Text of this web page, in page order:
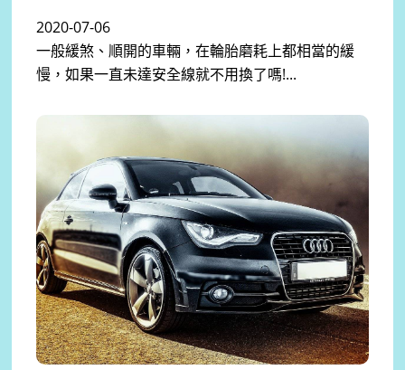
2020-07-06
一般緩煞、順開的車輛，在輪胎磨耗上都相當的緩
慢，如果一直未達安全線就不用換了嗎!...